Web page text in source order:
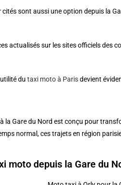
sont aussi une option depuis la
actualisés sur les sites officiels des
du taxi moto à Parisdevient
Gare du Nord est conçu pour
normal, ces trajets en région
moto depuis la Gare du